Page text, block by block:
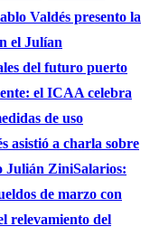
Valdés presento la
el Julían
del futuro puerto
el ICAA celebra
de uso
asistió a charla sobre
Julián ZiniSalarios:
de marzo con
relevamiento del